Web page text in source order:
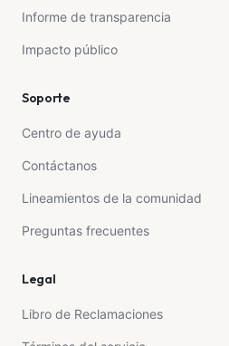
Informe de transparencia
Impacto público
Soporte
Centro de ayuda
Contáctanos
Lineamientos de la comunidad
Preguntas frecuentes
Legal
Libro de Reclamaciones